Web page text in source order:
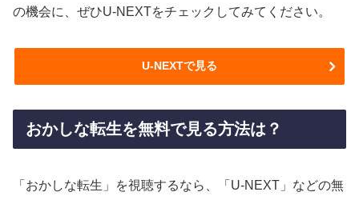
の機会に、ぜひU-NEXTをチェックしてみてください。
U-NEXTで見る
おかしな転生を無料で見る方法は？
「おかしな転生」を視聴するなら、「U-NEXT」などの無